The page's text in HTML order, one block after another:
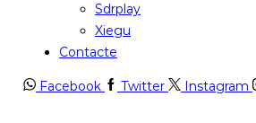
Sdrplay
Xiegu
Contacte
Facebook Twitter Instagram